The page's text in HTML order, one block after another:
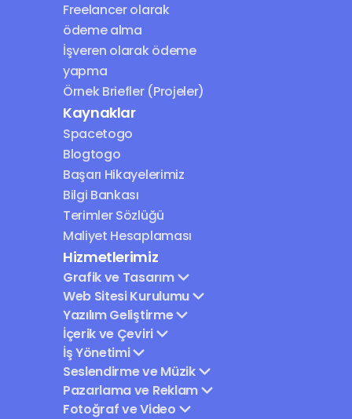
Freelancer olarak
ödeme alma
İşveren olarak ödeme
yapma
Örnek Briefler (Projeler)
Kaynaklar
Spacetogo
Blogtogo
Başarı Hikayelerimiz
Bilgi Bankası
Terimler Sözlüğü
Maliyet Hesaplaması
Hizmetlerimiz
Grafik ve Tasarım
Web Sitesi Kurulumu
Yazılım Geliştirme
İçerik ve Çeviri
İş Yönetimi
Seslendirme ve Müzik
Pazarlama ve Reklam
Fotoğraf ve Video